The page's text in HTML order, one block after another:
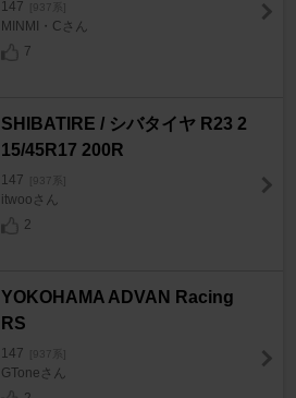
147 [937系]
MINMI・Cさん
7
SHIBATIRE / シバタイヤ R23 2
15/45R17 200R
147 [937系]
itwooさん
2
YOKOHAMA ADVAN Racing
RS
147 [937系]
GToneさん